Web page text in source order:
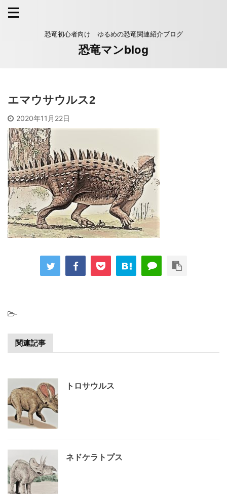
恐竜初心者向け ゆるめの恐竜関連紹介ブログ
恐竜マンblog
エマウサウルス2
2020年11月22日
-
関連記事
トロサウルス
ネドケラトプス